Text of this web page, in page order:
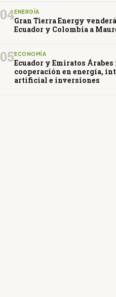
04ENERGÍA
Gran Tierra Energy
Ecuador y Colombia a
05 ECONOMÍA
Ecuador y Emiratos
cooperación en energía,
artificial e inversiones